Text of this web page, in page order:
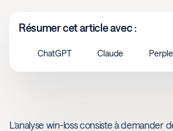
Résumer cet article avec :
ChatGPT Claude
L’analyse win-loss consiste à demander